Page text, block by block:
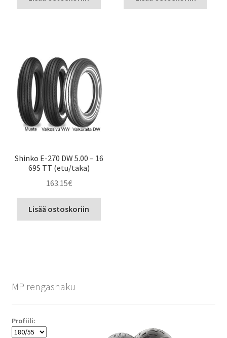
Shinko E-270 DW 5.00 – 16
69S TT (etu/taka)
163.15€
Lisää ostoskoriin
MP rengashaku
Profiili: